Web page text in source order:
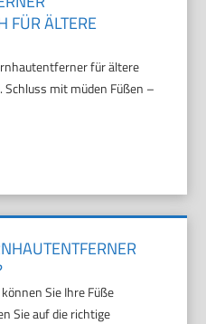
FÜR ÄLTERE
für ältere
mit müden Füßen –
Sie Ihre Füße
Sie auf die richtige